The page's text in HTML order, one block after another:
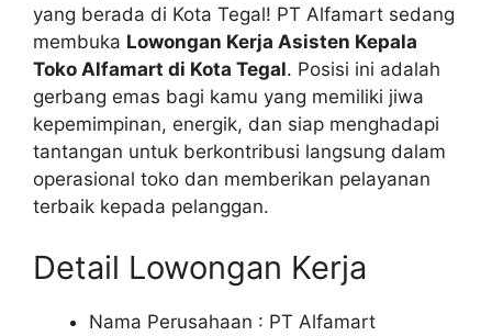
yang berada di Kota Tegal! PT Alfamart sedang
membuka Lowongan Kerja Asisten Kepala
Toko Alfamart di Kota Tegal. Posisi ini adalah
gerbang emas bagi kamu yang memiliki jiwa
kepemimpinan, energik, dan siap menghadapi
tantangan untuk berkontribusi langsung dalam
operasional toko dan memberikan pelayanan
terbaik kepada pelanggan.
Detail Lowongan Kerja
Nama Perusahaan : PT Alfamart